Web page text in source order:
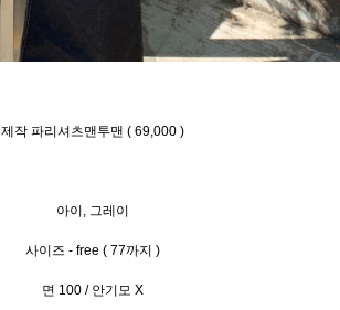
제작 파리셔츠맨투맨 ( 69,000 )
아이, 그레이
사이즈 - free ( 77까지 )
면 100 / 안기모 X